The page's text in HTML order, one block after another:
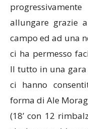
allungare grazie
campo ed ad una
ci ha permesso
Il tutto in una
ci hanno
forma di Ale
(18’ con 12